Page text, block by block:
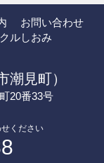
お問い合わせ
ルしおみ
潮見町）
20番33号
ください